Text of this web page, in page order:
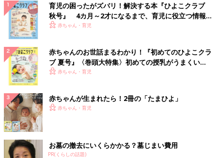
出典：Instagramアカウント「__baby.li」
こちらはri.さんが、しまむら系列の子ども用品店バースデイでゲ
ットしたロンパース。くまの刺繍がかわいすぎます！くすみ系の
アイテムです。
子どももお気に入り！カーズのトレーナー&スニー
カー
育児の困ったがズバリ！解決する本『ひよこクラブ
秋号』 4カ月～2才になるまで、育児に役立つ情報が
いっぱい！
赤ちゃん・育児
赤ちゃんのお世話まるわかり！『初めてのひよこクラ
ブ 夏号』〈巻頭大特集〉初めての授乳がうまくい
く！ おっぱい・ミルクの基本と夏のトラブル 解決テ
赤ちゃん・育児
赤ちゃんが生まれたら！2冊の「たまひよ」
赤ちゃん・育児
お墓の撤去にいくらかかる？墓じまい費用
PR(くらしの話題)